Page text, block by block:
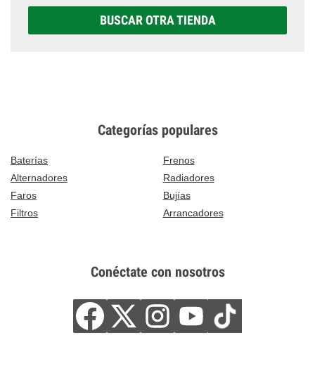
BUSCAR OTRA TIENDA
Categorías populares
Baterías
Frenos
Alternadores
Radiadores
Faros
Bujías
Filtros
Arrancadores
Conéctate con nosotros